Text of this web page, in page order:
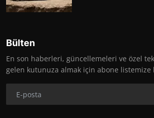
Bülten
En son haberleri, güncellemeleri ve özel
gelen kutunuza almak için abone listemize